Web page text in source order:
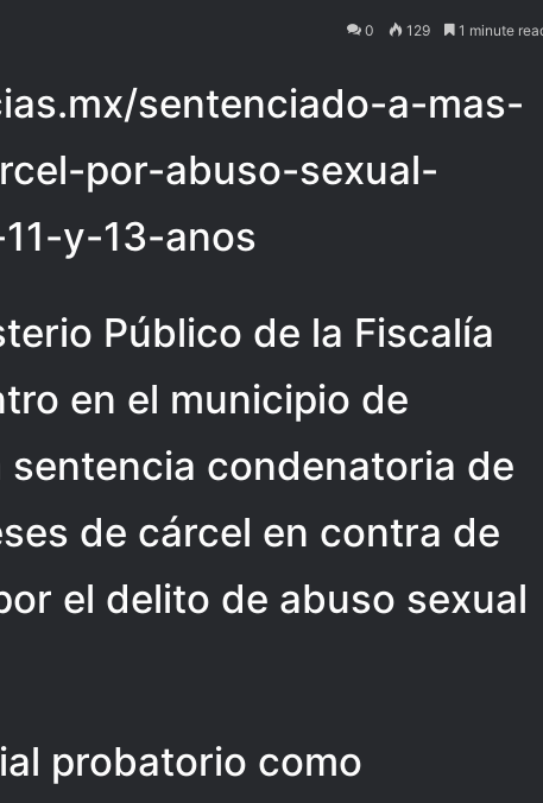
0 129 1 minute
sentenciado-a-mas-
por-abuso-sexual-
y-13-anos
Público de la Fiscalía
en el municipio de
condenatoria de
de cárcel en contra de
el delito de abuso sexual
probatorio como